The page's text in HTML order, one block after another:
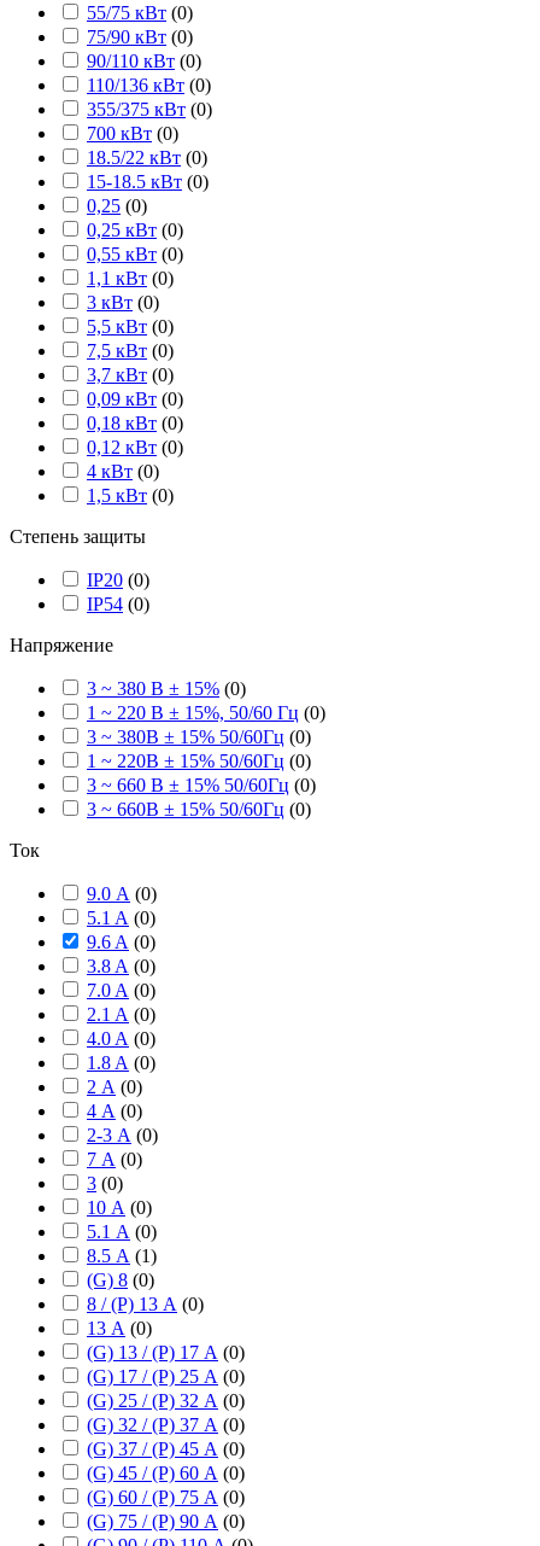
55/75 кВт (0)
75/90 кВт (0)
90/110 кВт (0)
110/136 кВт (0)
355/375 кВт (0)
700 кВт (0)
18.5/22 кВт (0)
15-18.5 кВт (0)
0,25 (0)
0,25 кВт (0)
0,55 кВт (0)
1,1 кВт (0)
3 кВт (0)
5,5 кВт (0)
7,5 кВт (0)
3,7 кВт (0)
0,09 кВт (0)
0,18 кВт (0)
0,12 кВт (0)
4 кВт (0)
1,5 кВт (0)
Степень защиты
IP20 (0)
IP54 (0)
Напряжение
3 ~ 380 В ± 15% (0)
1 ~ 220 В ± 15%, 50/60 Гц (0)
3 ~ 380В ± 15% 50/60Гц (0)
1 ~ 220В ± 15% 50/60Гц (0)
3 ~ 660 В ± 15% 50/60Гц (0)
3 ~ 660В ± 15% 50/60Гц (0)
Ток
9.0 А (0)
5.1 A (0)
9.6 A (0)
3.8 A (0)
7.0 A (0)
2.1 A (0)
4.0 A (0)
1.8 A (0)
2 А (0)
4 А (0)
2-3 А (0)
7 А (0)
3 (0)
10 А (0)
5.1 А (0)
8.5 А (1)
(G) 8 (0)
8 / (P) 13 А (0)
13 А (0)
(G) 13 / (P) 17 А (0)
(G) 17 / (P) 25 А (0)
(G) 25 / (P) 32 А (0)
(G) 32 / (P) 37 А (0)
(G) 37 / (P) 45 А (0)
(G) 45 / (P) 60 А (0)
(G) 60 / (P) 75 А (0)
(G) 75 / (P) 90 А (0)